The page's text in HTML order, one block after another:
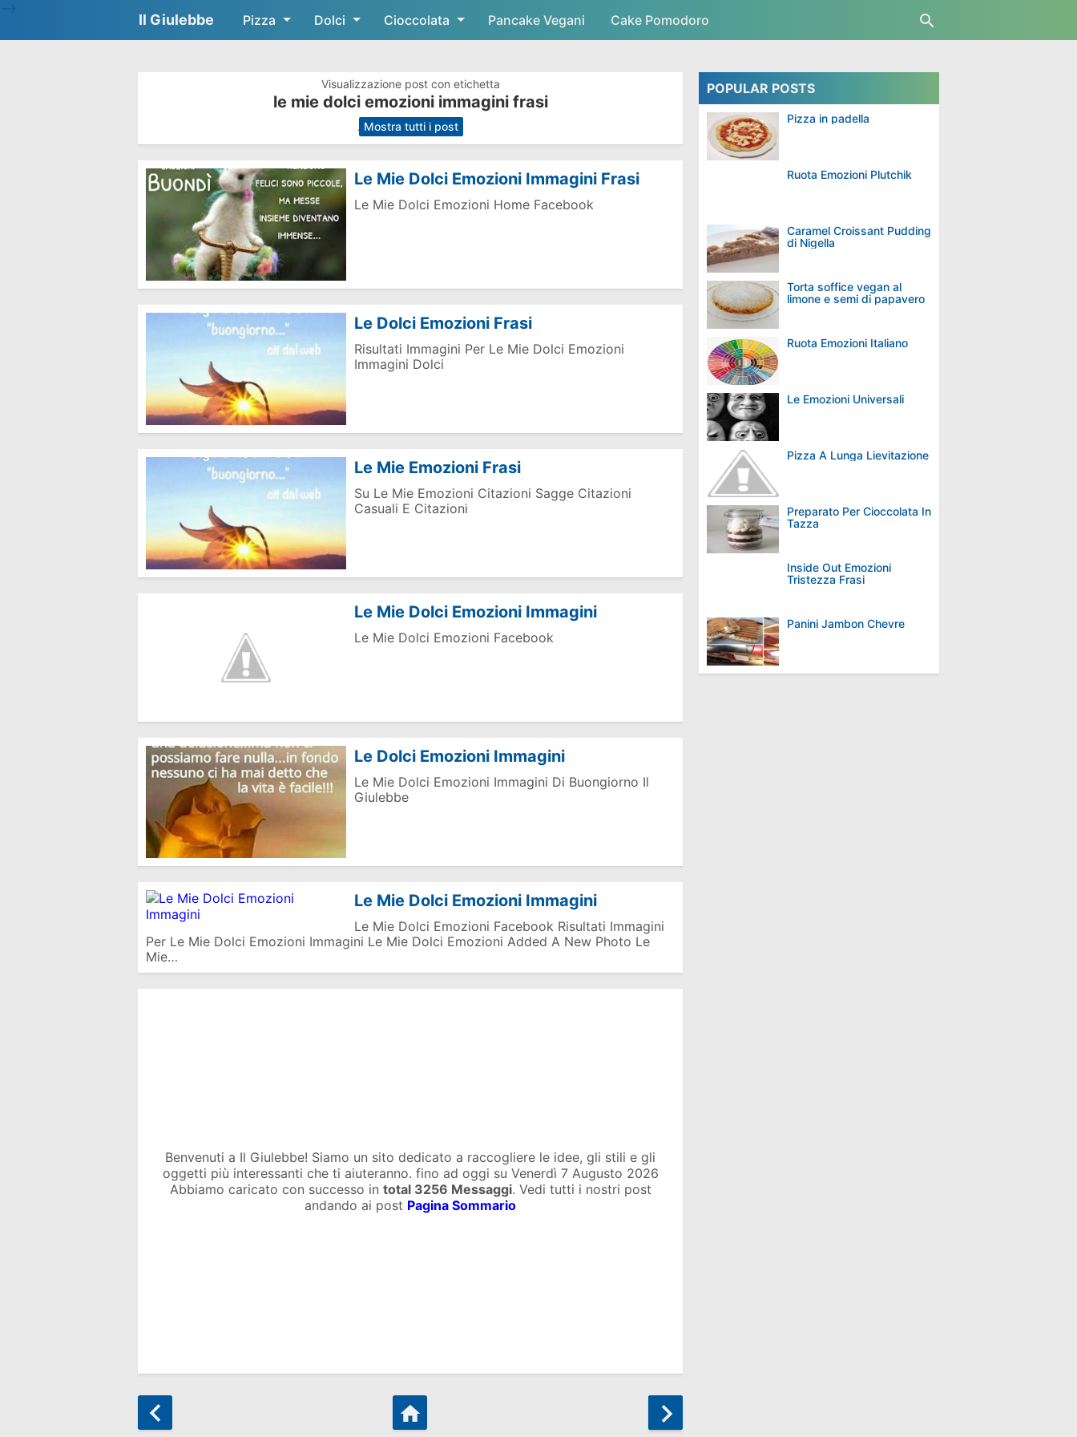
Skip to main content
Il Giulebbe Pizza Dolci Cioccolata Pancake Vegani Cake Pomodoro
Visualizzazione post con etichetta
le mie dolci emozioni immagini frasi
. Mostra tutti i post
Le Mie Dolci Emozioni Immagini Frasi
Le Mie Dolci Emozioni Home Facebook
Le Dolci Emozioni Frasi
Risultati Immagini Per Le Mie Dolci Emozioni
Immagini Dolci
Le Mie Emozioni Frasi
Su Le Mie Emozioni Citazioni Sagge Citazioni
Casuali E Citazioni
Le Mie Dolci Emozioni Immagini
Le Mie Dolci Emozioni Facebook
Le Dolci Emozioni Immagini
Le Mie Dolci Emozioni Immagini Di Buongiorno Il
Giulebbe
Le Mie Dolci Emozioni Immagini
Le Mie Dolci Emozioni Facebook Risultati Immagini
Per Le Mie Dolci Emozioni Immagini Le Mie Dolci Emozioni Added A New Photo Le
Mie…
Benvenuti a Il Giulebbe! Siamo un sito dedicato a raccogliere le idee, gli stili e gli
oggetti più interessanti che ti aiuteranno. fino ad oggi su Venerdì 7 Augusto 2026
Abbiamo caricato con successo in total 3256 Messaggi. Vedi tutti i nostri post
andando ai post Pagina Sommario
POPULAR POSTS
Pizza in padella
Ruota Emozioni Plutchik
Caramel Croissant Pudding
di Nigella
Torta soffice vegan al
limone e semi di papavero
Ruota Emozioni Italiano
Le Emozioni Universali
Pizza A Lunga Lievitazione
Preparato Per Cioccolata In
Tazza
Inside Out Emozioni
Tristezza Frasi
Panini Jambon Chevre